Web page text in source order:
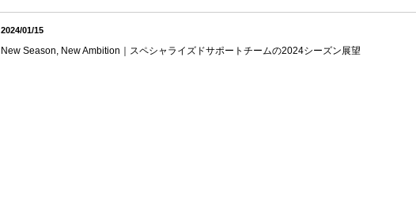
2024/01/15
New Season, New Ambition｜スペシャライズドサポートチームの2024シーズン展望